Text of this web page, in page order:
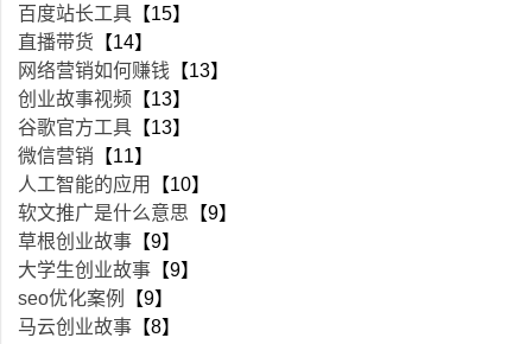
百度站长工具 【15】
直播带货 【14】
网络营销如何赚钱 【13】
创业故事视频 【13】
谷歌官方工具 【13】
微信营销 【11】
人工智能的应用
【10】
软文推广是什么意思 【9】
草根创业故事 【9】
大学生创业故事 【9】
seo优化案例
【9】
马云创业故事 【8】